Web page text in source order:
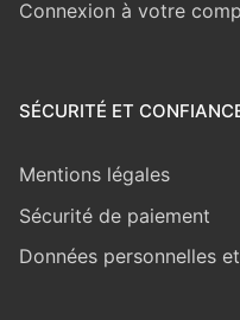
Connexion à votre
SÉCURITÉ ET
Mentions légales
Sécurité de paiement
Données personnelles